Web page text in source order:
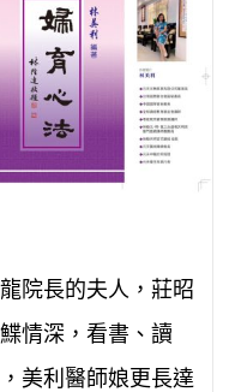
院長的夫人，莊昭
情深，看書、讀
美利醫師娘更長達